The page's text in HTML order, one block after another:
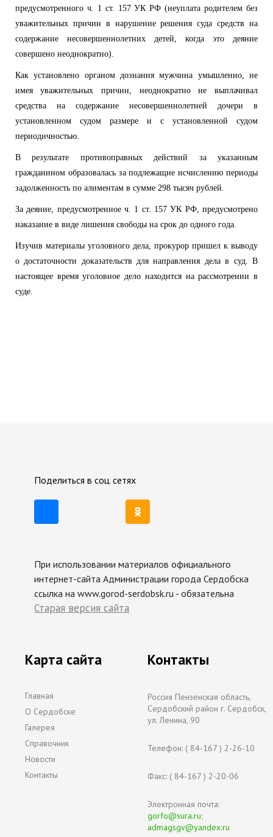
предусмотренного ч. 1 ст. 157 УК РФ (неуплата родителем без
уважительных причин в нарушение решения суда средств на
содержание несовершеннолетних детей, когда это деяние
совершено неоднократно).
Как установлено органом дознания мужчина умышленно, не
имея уважительных причин, неоднократно не выплачивал
средства на содержание несовершеннолетней дочери в
установленном судом размере и с установленной судом
периодичностью.
В результате противоправных действий за указанным
гражданином образовалась за подлежащие исчислению периоды
задолженность по алиментам в сумме 298 тысяч рублей.
За деяние, предусмотренное ч. 1 ст. 157 УК РФ, предусмотрено
наказание в виде лишения свободы на срок до одного года.
Изучив материалы уголовного дела, прокурор пришел к выводу
о достаточности доказательств для направления дела в суд. В
настоящее время уголовное дело находится на рассмотрении в
суде.
Поделиться в соц. сетях
При использовании материалов официального
интернет-сайта Администрации города Сердобска
ссылка на www.gorod-serdobsk.ru - обязательна
Старая версия сайта
Карта сайта
Главная
О Сердобске
Галерея
Справочник
Новости
Контакты
Контакты
Россия Пензенская область,
Сердобский район г. Сердобск,
ул. Ленина, 90
Телефон: ( 84-167 ) 2-26-10
Факс: ( 84-167 ) 2-20-06
Электронная почта:
gorfo@sura.ru;
admagsgv@yandex.ru